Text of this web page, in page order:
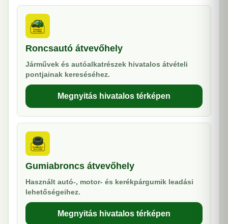
Roncsautó átvevőhely
Járművek és autóalkatrészek hivatalos átvételi
pontjainak kereséséhez.
Megnyitás hivatalos térképen
Gumiabroncs átvevőhely
Használt autó-, motor- és kerékpárgumik leadási
lehetőségeihez.
Megnyitás hivatalos térképen